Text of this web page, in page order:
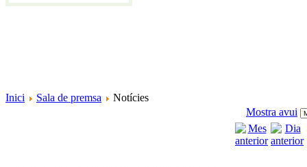
Inici Sala de premsa
Notícies
Mostra avui